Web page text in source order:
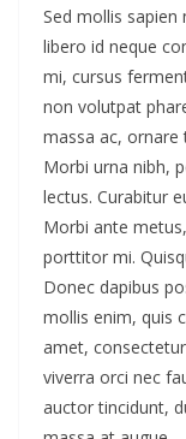
Sed mollis
libero id neque
mi, cursus
non volutpat
massa ac, ornare
Morbi urna nibh,
lectus. Curabitur
Morbi ante
porttitor mi.
Donec dapibus
mollis enim, quis
amet,
viverra orci nec
auctor tincidunt,